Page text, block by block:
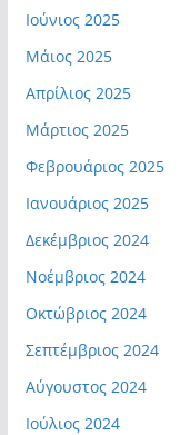
Ιούνιος 2025
Μάιος 2025
Απρίλιος 2025
Μάρτιος 2025
Φεβρουάριος 2025
Ιανουάριος 2025
Δεκέμβριος 2024
Νοέμβριος 2024
Οκτώβριος 2024
Σεπτέμβριος 2024
Αύγουστος 2024
Ιούλιος 2024